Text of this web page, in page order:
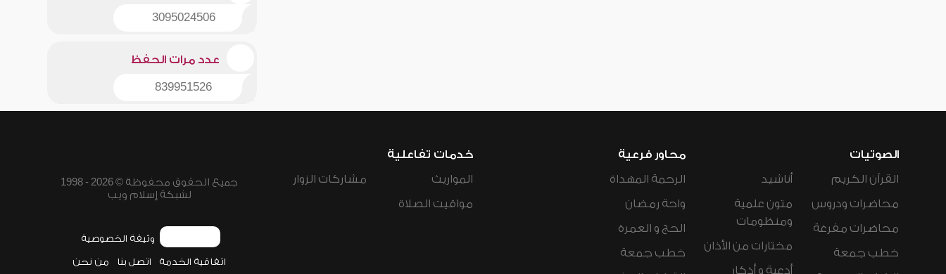
3095024506
عدد مرات الحفظ
839951526
الصوتيات
القرآن الكريم
محاضرات ودروس
محاضرات مفرغة
خطب جمعة
أناشيد
متون علمية
ومنظومات
مختارات من الأذان
أدعية و أذكار
محاور فرعية
الرحمة المهداة
واحة رمضان
الحج و العمرة
خطب جمعة
خدمات تفاعلية
المواريث
مواقيت الصلاة
مشاركات الزوار
جميع الحقوق محفوظة © 2026 - 1998
لشبكة إسلام ويب
وثيقة الخصوصية
اتفاقية الخدمة اتصل بنا من نحن